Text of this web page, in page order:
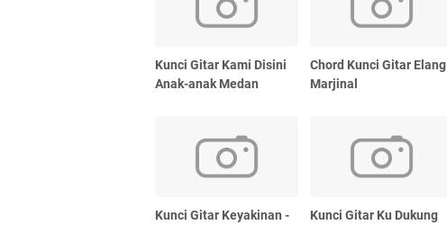
Kunci Gitar Kami Disini
Anak-anak Medan
Chord Kunci Gitar Elang
Marjinal
Kunci Gitar Keyakinan -
Kunci Gitar Ku Dukung